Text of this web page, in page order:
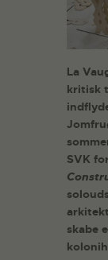
La
kritisk
SVK
skabe